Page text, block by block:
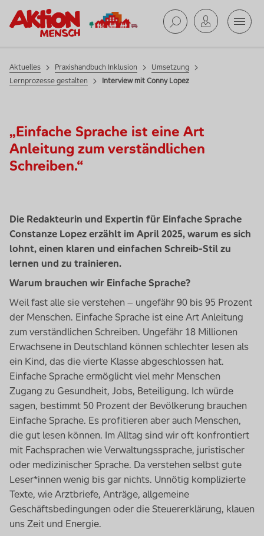
Phase 2:
Umsetzung
Aktuelles Praxishandbuch Inklusion
Umsetzung
Lernprozesse gestalten
Interview mit Conny Lopez
„Einfache Sprache ist eine Art
Anleitung zum verständlichen
Schreiben.“
Die Redakteurin und Expertin für Einfache Sprache
Constanze Lopez erzählt im April 2025, warum es sich
lohnt, einen klaren und einfachen Schreib-Stil zu
lernen und zu trainieren.
Warum brauchen wir Einfache Sprache?
Weil fast alle sie verstehen – ungefähr 90 bis 95 Prozent
der Menschen. Einfache Sprache ist eine Art Anleitung
zum verständlichen Schreiben. Ungefähr 18 Millionen
Erwachsene in Deutschland können schlechter lesen als
ein Kind, das die vierte Klasse abgeschlossen hat.
Einfache Sprache ermöglicht viel mehr Menschen
Zugang zu Gesundheit, Jobs, Beteiligung. Ich würde
sagen, bestimmt 50 Prozent der Bevölkerung brauchen
Einfache Sprache. Es profitieren aber auch Menschen,
die gut lesen können. Im Alltag sind wir oft konfrontiert
mit Fachsprachen wie Verwaltungssprache, juristischer
oder medizinischer Sprache. Da verstehen selbst gute
Leser*innen wenig bis gar nichts. Unnötig komplizierte
Texte, wie Arztbriefe, Anträge, allgemeine
Geschäftsbedingungen oder die Steuererklärung, klauen
uns Zeit und Energie.